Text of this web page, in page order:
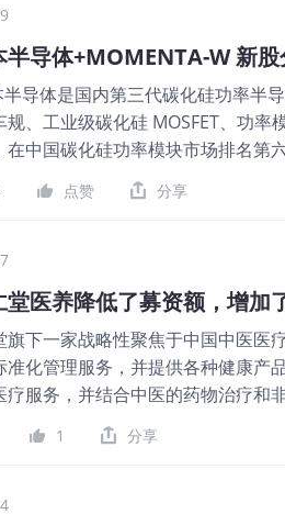
是10%，不设回拨
目，还是破发的。 公司从
年营收同比增长9.76%；
万，2025年的净利润同比增长
1.06亿，发行比例是25%，无基
股ipo新规的机制B，公开发售初
倍，申购人气也还可以。总共
材是国内基建复合盖板细分龙头
利润每年都保持着增长，业绩相对
是一只小票，无基石无绿鞋，就看
难中，还不如留着资金打其他新股
半导体+MOMENTA-W 新
导体是国内第三代碳化硅功率半
、工业级碳化硅 MOSFET、功
在中国碳化硅功率模块市场排名
最低认购6387.78港元，市值
鞋，无基石。 保荐人是中银国际
2.99亿、3.11亿，2025年营收同
，2025年的净利润同比增长-
无基石锁定，那么8.1亿全部都是
倍或以上但少于50倍回拨10%，
不错了，按回拨20%来算总共有
硅功率半导体 IDM企业，在中
还不错。2025年的净利润同比
点赞 分享
堂医养降低了募资额，增
下一家战略性聚焦于中国中医医
化管理服务，并提供各种健康产
服务，并结合中医的药物治疗和
。 公司6月26日开始招股，招股
亿港元，发行数量1.08亿股，
、CICCFT；基石共认购2.96亿港
1 分享